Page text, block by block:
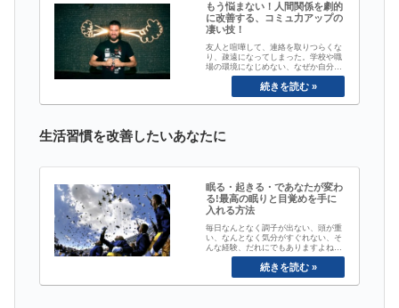
もう悩まない！人間関係を劇的
に改善する、コミュ力アップの
凄い技！
友人と喧嘩して、連絡を取りつらくな
り、疎遠になってしまった。学校や職
場の環境になじめない、なぜか自分ひ
とりだけ、ぽつりと浮いてしまってい
るような気がする。いつの間にか冷え
きってしまった、夫婦関係や恋人との
関係、沈黙が多く、ギクシャクした家
でもありますよね。...
生活習慣を改善したいあなたに
眠る・起きる・であなたが変わ
る!最高の眠りと目覚めを手に
入れる方法
毎日なんとなく調子が出ない、頭が重
い、なんとなく気分がすぐれない、そ
んな経験、だれにでもありますよね。
どうにかしたいとは思ってはいるもの
の、イマイチ原因がわからないし、な
にをすれば良いかもわからない。今日
は、そんな毎日のモヤモヤを吹き飛ば